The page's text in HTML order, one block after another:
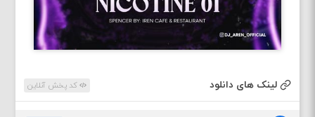
لینک های دانلود کد پخش آنلاین